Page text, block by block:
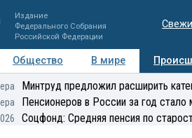
Издание
Федерального Собрания
Российской Федерации
Общество В мире
Регионы Медиацентр
Минтруд предложил расширить
Пенсионеров в России за год
Соцфонд: Средняя пенсия по